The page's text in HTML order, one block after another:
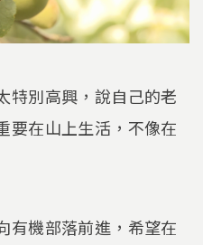
特別高興，說自己的老
要在山上生活，不像在
有機部落前進，希望在